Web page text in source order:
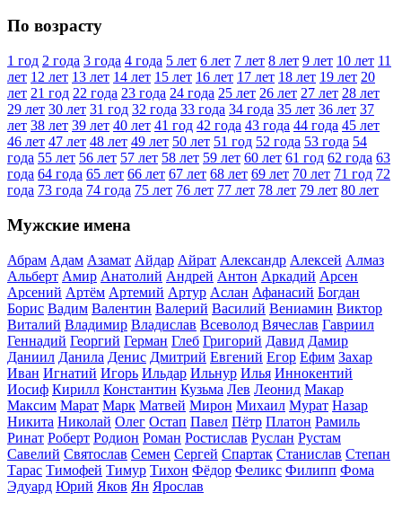
По возрасту
1 год 2 года 3 года 4 года 5 лет 6 лет 7 лет 8 лет 9 лет 10 лет 11
лет 12 лет 13 лет 14 лет 15 лет 16 лет 17 лет 18 лет 19 лет 20
лет 21 год 22 года 23 года 24 года 25 лет 26 лет 27 лет 28 лет
29 лет 30 лет 31 год 32 года 33 года 34 года 35 лет 36 лет 37
лет 38 лет 39 лет 40 лет 41 год 42 года 43 года 44 года 45 лет
46 лет 47 лет 48 лет 49 лет 50 лет 51 год 52 года 53 года 54
года 55 лет 56 лет 57 лет 58 лет 59 лет 60 лет 61 год 62 года 63
года 64 года 65 лет 66 лет 67 лет 68 лет 69 лет 70 лет 71 год 72
года 73 года 74 года 75 лет 76 лет 77 лет 78 лет 79 лет 80 лет
Мужские имена
Абрам Адам Азамат Айдар Айрат Александр Алексей Алмаз
Альберт Амир Анатолий Андрей Антон Аркадий Арсен
Арсений Артём Артемий Артур Аслан Афанасий Богдан
Борис Вадим Валентин Валерий Василий Вениамин Виктор
Виталий Владимир Владислав Всеволод Вячеслав Гавриил
Геннадий Георгий Герман Глеб Григорий Давид Дамир
Даниил Данила Денис Дмитрий Евгений Егор Ефим Захар
Иван Игнатий Игорь Ильдар Ильнур Илья Иннокентий
Иосиф Кирилл Константин Кузьма Лев Леонид Макар
Максим Марат Марк Матвей Мирон Михаил Мурат Назар
Никита Николай Олег Остап Павел Пётр Платон Рамиль
Ринат Роберт Родион Роман Ростислав Руслан Рустам
Савелий Святослав Семен Сергей Спартак Станислав Степан
Тарас Тимофей Тимур Тихон Фёдор Феликс Филипп Фома
Эдуард Юрий Яков Ян Ярослав